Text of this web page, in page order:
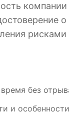
рисками
без
и